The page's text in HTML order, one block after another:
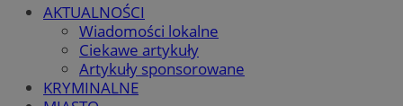
AKTUALNOŚCI
Wiadomości lokalne
Ciekawe artykuły
Artykuły sponsorowane
KRYMINALNE